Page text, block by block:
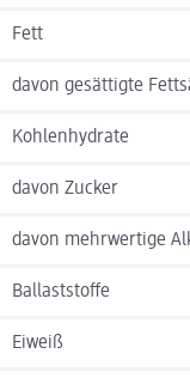
Fett
davon gesättigte
Kohlenhydrate
davon Zucker
davon mehrwertige
Ballaststoffe
Eiweiß